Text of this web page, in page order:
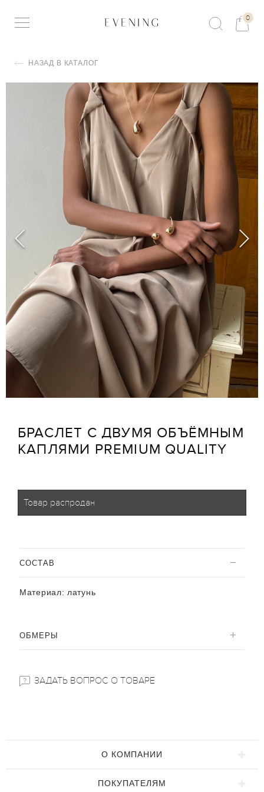
0
НАЗАД В КАТАЛОГ
БРАСЛЕТ С ДВУМЯ ОБЪЁМНЫМ
КАПЛЯМИ PREMIUM QUALITY
Товар распродан
CОСТАВ
Материал: латунь
ОБМЕРЫ
ЗАДАТЬ ВОПРОС О ТОВАРЕ
О КОМПАНИИ
ПОКУПАТЕЛЯМ